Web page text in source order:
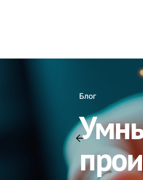
Блог